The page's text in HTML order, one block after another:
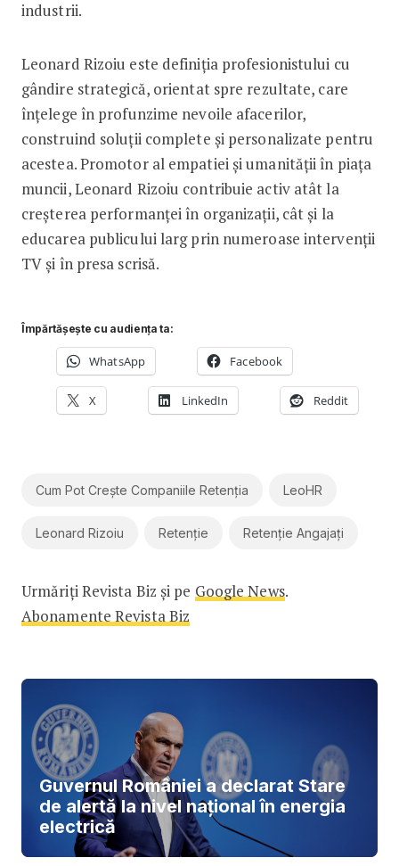
industrii.
Leonard Rizoiu este definiția profesionistului cu
gândire strategică, orientat spre rezultate, care
înțelege în profunzime nevoile afacerilor,
construind soluții complete și personalizate pentru
acestea. Promotor al empatiei și umanității în piața
muncii, Leonard Rizoiu contribuie activ atât la
creșterea performanței în organizații, cât și la
educarea publicului larg prin numeroase intervenții
TV și în presa scrisă.
Împărtășește cu audiența ta:
WhatsApp Facebook
X LinkedIn Reddit
Cum Pot Crește Companiile Retenția LeoHR
Leonard Rizoiu Retenție Retenție Angajați
Urmăriți Revista Biz și pe Google News.
Abonamente Revista Biz
Guvernul României a declarat Stare
de alertă la nivel național în energia
electrică